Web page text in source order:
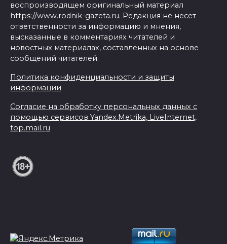
воспроизводящем оригинальный материал
https://www.rodnik-gazeta.ru. Редакция не несет
ответственности за информацию и мнения,
высказанные в комментариях читателей и
новостных материалах, составленных на основе
сообщений читателей.
Политика конфиденциальности и защиты
информации
Согласие на обработку персональных данных с
помощью сервисов Yandex.Metrika, LiveInternet,
top.mail.ru